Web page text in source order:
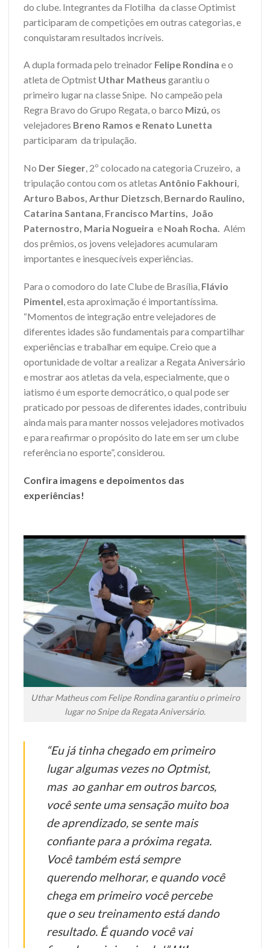
do clube. Integrantes da Flotilha da classe Optimist
participaram de competições em outras categorias, e
conquistaram resultados incríveis.
A dupla formada pelo treinador Felipe Rondina e o
atleta de Optmist Uthar Matheus garantiu o
primeiro lugar na classe Snipe. No campeão pela
Regra Bravo do Grupo Regata, o barco Mizú, os
velejadores Breno Ramos e Renato Lunetta
participaram da tripulação.
No Der Sieger, 2º colocado na categoria Cruzeiro, a
tripulação contou com os atletas Antônio Fakhouri,
Arturo Babos, Arthur Dietzsch, Bernardo Raulino,
Catarina Santana, Francisco Martins, João
Paternostro, Maria Nogueira e Noah Rocha. Além
dos prêmios, os jovens velejadores acumularam
importantes e inesquecíveis experiências.
Para o comodoro do Iate Clube de Brasília, Flávio
Pimentel, esta aproximação é importantíssima.
“Momentos de integração entre velejadores de
diferentes idades são fundamentais para compartilhar
experiências e trabalhar em equipe. Creio que a
oportunidade de voltar a realizar a Regata Aniversário
e mostrar aos atletas da vela, especialmente, que o
iatismo é um esporte democrático, o qual pode ser
praticado por pessoas de diferentes idades, contribuiu
ainda mais para manter nossos velejadores motivados
e para reafirmar o propósito do Iate em ser um clube
referência no esporte”, considerou.
Confira imagens e depoimentos das
experiências!
Uthar Matheus com Felipe Rondina garantiu o primeiro
lugar no Snipe da Regata Aniversário.
“Eu já tinha chegado em primeiro
lugar algumas vezes no Optmist,
mas ao ganhar em outros barcos,
você sente uma sensação muito boa
de aprendizado, se sente mais
confiante para a próxima regata.
Você também está sempre
querendo melhorar, e quando você
chega em primeiro você percebe
que o seu treinamento está dando
resultado. É quando você vai